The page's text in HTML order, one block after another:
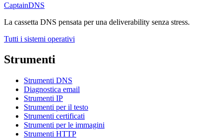
CaptainDNS
La cassetta DNS pensata per una deliverability senza stress.
Tutti i sistemi operativi
Strumenti
Strumenti DNS
Diagnostica email
Strumenti IP
Strumenti per il testo
Strumenti certificati
Strumenti per le immagini
Strumenti HTTP